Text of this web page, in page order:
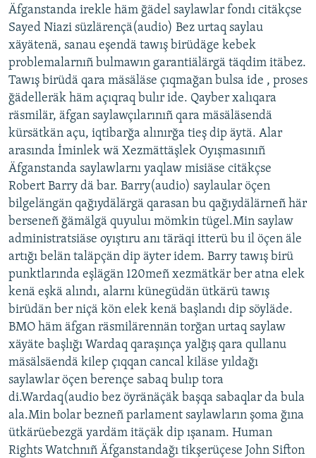
Äfganstanda irekle häm ğädel saylawlar fondı citäkçse
Sayed Niazi süzlärençä(audio) Bez urtaq saylau
xäyätenä, sanau eşendä tawış birüdäge kebek
problemalarnıñ bulmawın garantiälärgä täqdim itäbez.
Tawış birüdä qara mäsäläse çıqmağan bulsa ide , proses
ğädelleräk häm açıqraq bulır ide. Qayber xalıqara
räsmilär, äfgan saylawçılarınıñ qara mäsäläsendä
kürsätkän açu, iqtibarğa alınırğa tieş dip äytä. Alar
arasında İminlek wä Xezmättäşlek Oyışmasınıñ
Äfganstanda saylawlarnı yaqlaw misiäse citäkçse
Robert Barry dä bar. Barry(audio) saylaular öçen
bilgelängän qağıydälärgä qarasan bu qağıydälärneñ här
berseneñ ğämälgä quyuluı mömkin tügel.Min saylaw
administratsiäse oyıştıru anı täräqi itterü bu il öçen äle
artığı belän taläpçän dip äyter idem. Barry tawış birü
punktlarında eşlägän 120meñ xezmätkär ber atna elek
kenä eşkä alındı, alarnı künegüdän ütkärü tawış
birüdän ber niçä kön elek kenä başlandı dip söyläde.
BMO häm äfgan räsmilärennän torğan urtaq saylaw
xäyäte başlığı Wardaq qaraşınça yalğış qara qullanu
mäsälsäendä kilep çıqqan cancal kiläse yıldağı
saylawlar öçen berençe sabaq bulıp tora
di.Wardaq(audio bez öyränäçäk başqa sabaqlar da bula
ala.Min bolar bezneñ parlament saylawların şoma ğına
ütkärüebezgä yardäm itäçäk dip ışanam. Human
Rights Watchnıñ Äfganstandağı tikşerüçese John Sifton